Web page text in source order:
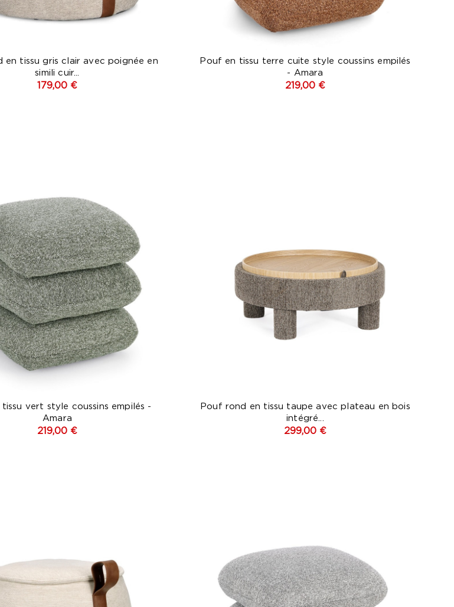
en tissu gris clair avec poignée en
simili cuir...
179,00 €
Pouf en tissu terre cuite style coussins empilés
- Amara
219,00 €
vert style coussins empilés -
Amara
219,00 €
Pouf rond en tissu taupe avec plateau en bois
intégré...
299,00 €